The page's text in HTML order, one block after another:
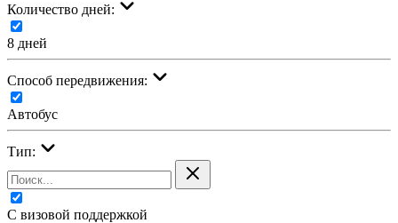
Количество дней:
8 дней
Cпособ передвижения:
Автобус
Тип:
С визовой поддержкой